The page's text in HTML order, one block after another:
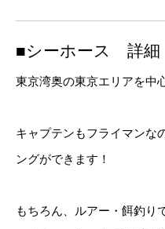
■シーホース 詳細
東京湾奥の東京エリアを中
キャプテンもフライマンな
ングができます！
もちろん、ルアー・餌釣り